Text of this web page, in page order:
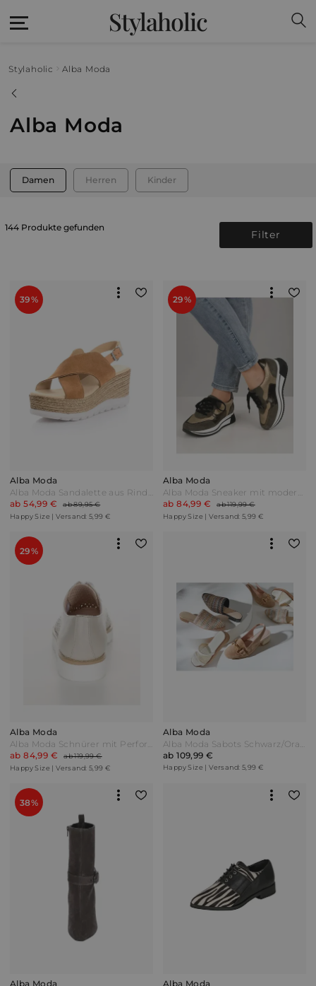
Stylaholic
Stylaholic Alba Moda
Alba Moda
Damen Herren Kinder
144 Produkte gefunden
Filter
39%
Alba Moda
Alba Moda Sandalette aus Rindsvelousleder Cognac Braun
ab 54,99 €
ab 89,95 €
Happy Size | Versand: 5,99 €
29%
Alba Moda
Alba Moda Sneaker mit modernem Materialmix Multicolor Oliv
ab 84,99 €
ab 119,99 €
Happy Size | Versand: 5,99 €
29%
Alba Moda
Alba Moda Schnürer mit Perforation Beige
ab 84,99 €
ab 119,99 €
Happy Size | Versand: 5,99 €
Alba Moda
Alba Moda Sabots Schwarz/Orange
ab 109,99 €
Happy Size | Versand: 5,99 €
38%
Alba Moda
Alba Moda